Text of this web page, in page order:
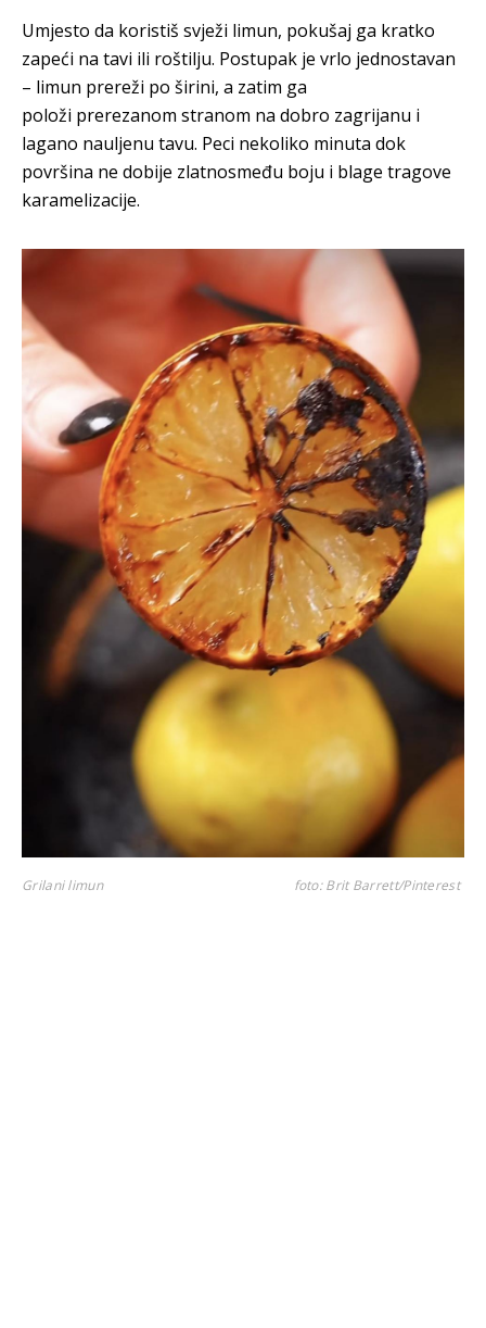
Umjesto da koristiš svježi limun, pokušaj ga kratko
zapeći na tavi ili roštilju. Postupak je vrlo jednostavan
– limun prereži po širini, a zatim ga
položi prerezanom stranom na dobro zagrijanu i
lagano nauljenu tavu. Peci nekoliko minuta dok
površina ne dobije zlatnosmeđu boju i blage tragove
karamelizacije.
Grilani limun foto: Brit Barrett/Pinterest